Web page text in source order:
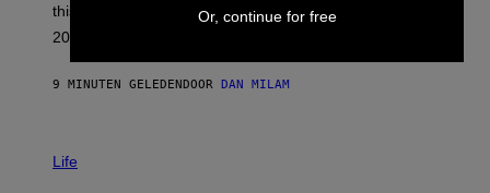
E
R
G
G
I
this year, yet we still listen to them front to back in
2026.
9 MINUTEN GELEDENDOOR DAN MILAM
MLife
Or, continue for free